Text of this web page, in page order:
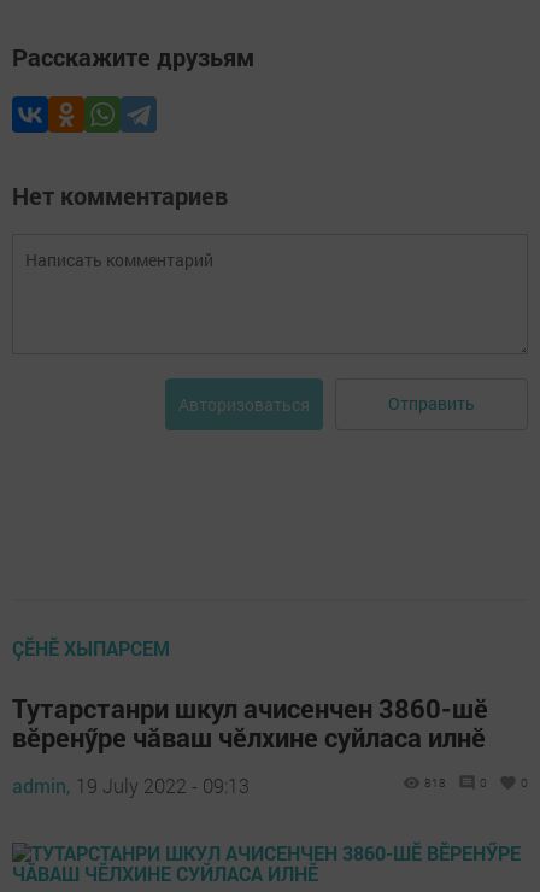
Расскажите друзьям
Нет комментариев
Авторизоваться Отправить
ÇӖНӖ ХЫПАРСЕМ
Тутарстанри шкул ачисенчен 3860-шӗ
вӗренӳре чăваш чӗлхине суйласа илнӗ
admin, 19 July 2022 - 09:13 818 0 0